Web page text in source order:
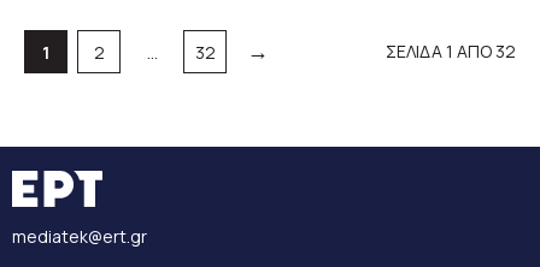
Σελίδα
1 Σελίδα
2 … Σελίδα
32 → ΣΕΛΙΔΑ 1 ΑΠΟ 32
mediatek@ert.gr